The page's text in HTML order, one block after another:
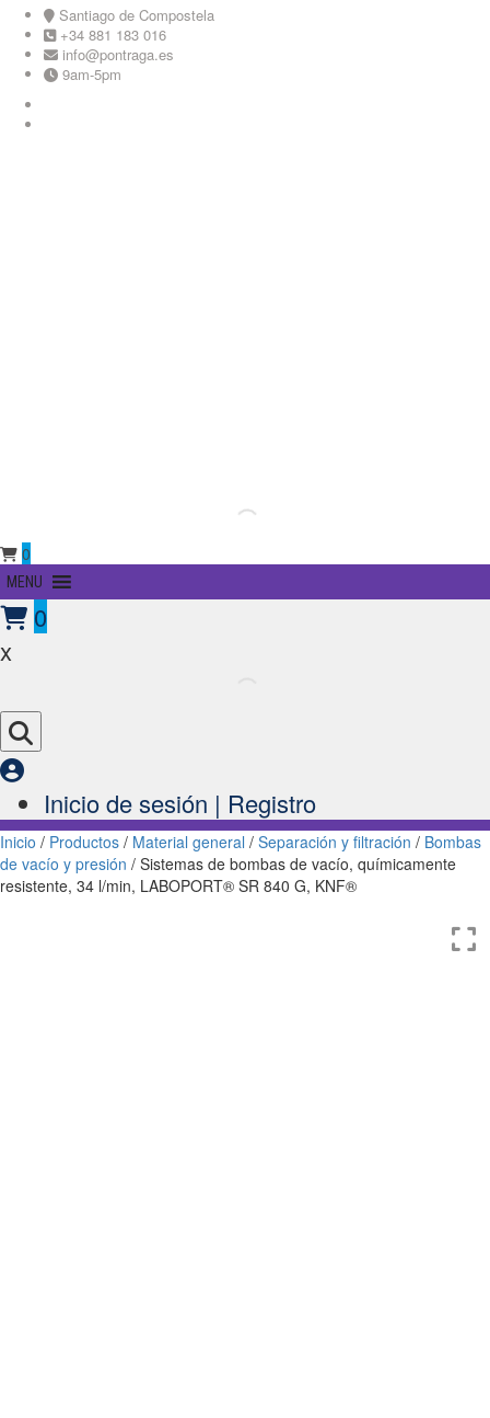
Skip
content
Santiago de Compostela
+34 881 183 016
info@pontraga.es
9am-5pm
0
Primary
Menu
MENU
0
x
Inicio de sesión | Registro
Inicio / Productos / Material general / Separación y filtración / Bombas
de vacío y presión / Sistemas de bombas de vacío, químicamente
resistente, 34 l/min, LABOPORT® SR 840 G, KNF®